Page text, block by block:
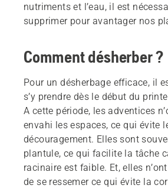
nutriments et l’eau, il est
supprimer pour avantager nos
Comment désherber ?
Pour un désherbage efficace, il
s’y prendre dès le début du
A cette période, les adventices
envahi les espaces, ce qui évite
découragement. Elles sont
plantule, ce qui facilite la tâche
racinaire est faible. Et, elles
de se ressemer ce qui évite la